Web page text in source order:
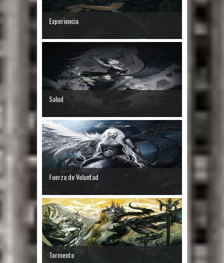
Experiencia
Salud
Fuerza de Voluntad
Tormento